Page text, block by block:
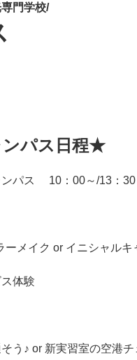
門学校/
パス日程★
パス 10：00～/13：30
メイク or イニシャルキ
体験
う♪ or 新実習室の空港